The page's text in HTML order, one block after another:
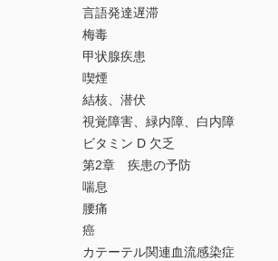
言語発達遅滞
梅毒
甲状腺疾患
喫煙
結核、潜伏
視覚障害、緑内障、白内障
ビタミン D 欠乏
第2章 疾患の予防
喘息
腰痛
癌
カテーテル関連血流感染症